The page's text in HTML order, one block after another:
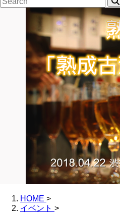
HOME >
イベント >